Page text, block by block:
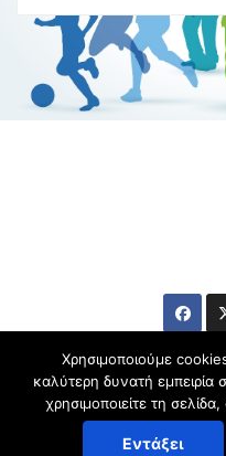
Copyright © 2006-2026 Βούλα
Χρησιμοποιούμε
καλύτερη δυνατή εμπειρία
χρησιμοποιείτε τη
Εντάξει